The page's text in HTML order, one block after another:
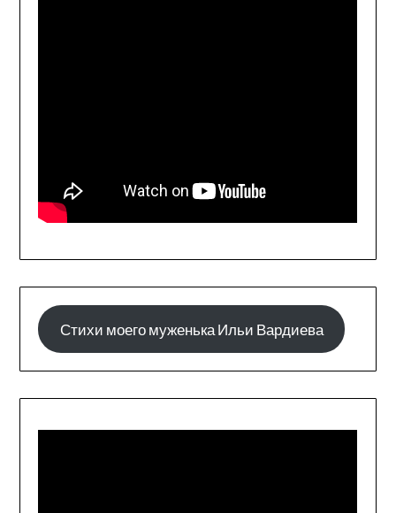
Стихи моего муженька Ильи Вардиева